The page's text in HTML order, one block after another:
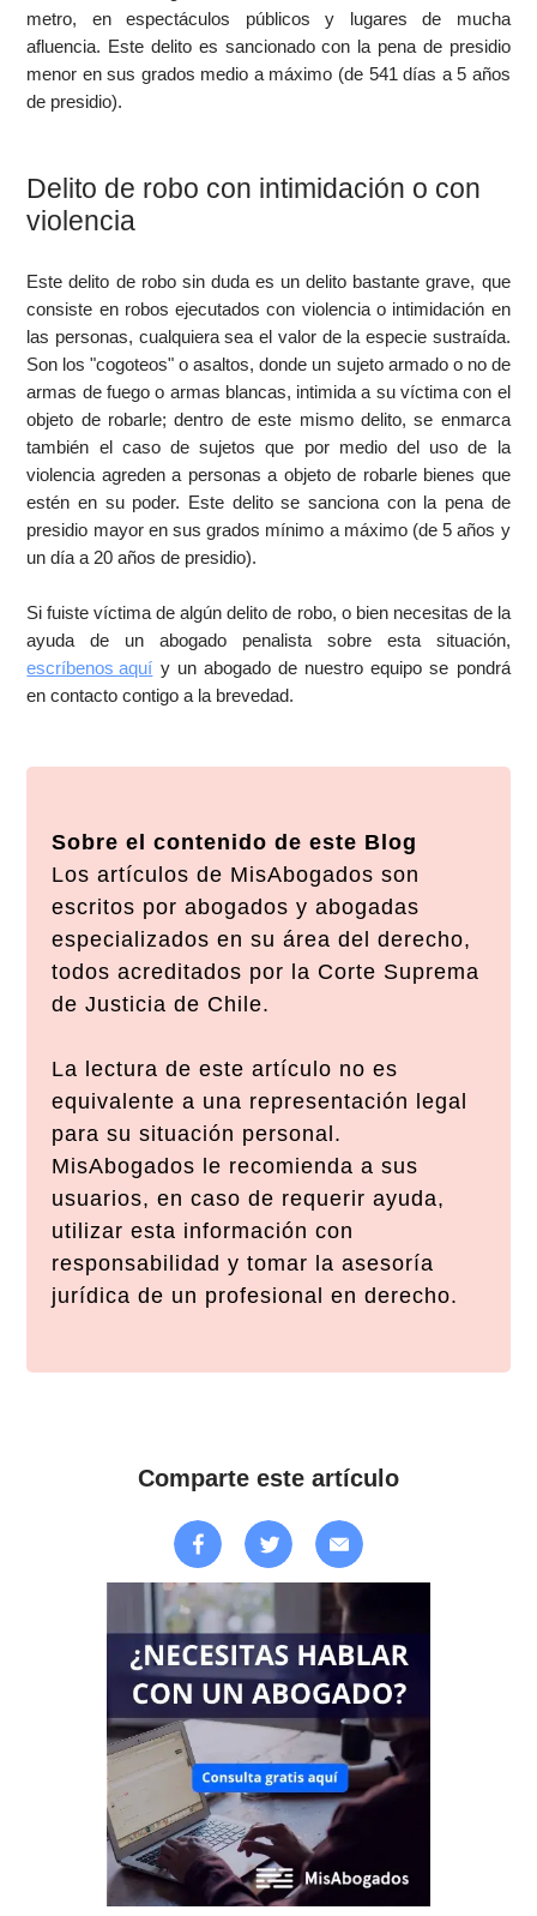
metro, en espectáculos públicos y lugares de mucha
afluencia. Este delito es sancionado con la pena de presidio
menor en sus grados medio a máximo (de 541 días a 5 años
de presidio).
Delito de robo con intimidación o con
violencia
Este delito de robo sin duda es un delito bastante grave, que
consiste en robos ejecutados con violencia o intimidación en
las personas, cualquiera sea el valor de la especie sustraída.
Son los "cogoteos" o asaltos, donde un sujeto armado o no de
armas de fuego o armas blancas, intimida a su víctima con el
objeto de robarle; dentro de este mismo delito, se enmarca
también el caso de sujetos que por medio del uso de la
violencia agreden a personas a objeto de robarle bienes que
estén en su poder. Este delito se sanciona con la pena de
presidio mayor en sus grados mínimo a máximo (de 5 años y
un día a 20 años de presidio).
Si fuiste víctima de algún delito de robo, o bien necesitas de la
ayuda de un abogado penalista sobre esta situación,
escríbenos aquí y un abogado de nuestro equipo se pondrá
en contacto contigo a la brevedad.
Sobre el contenido de este Blog
Los artículos de MisAbogados son
escritos por abogados y abogadas
especializados en su área del derecho,
todos acreditados por la Corte Suprema
de Justicia de Chile.
La lectura de este artículo no es
equivalente a una representación legal
para su situación personal.
MisAbogados le recomienda a sus
usuarios, en caso de requerir ayuda,
utilizar esta información con
responsabilidad y tomar la asesoría
jurídica de un profesional en derecho.
Comparte este artículo